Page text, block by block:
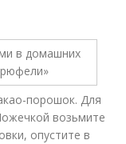
порошок. Для
возьмите
опустите в